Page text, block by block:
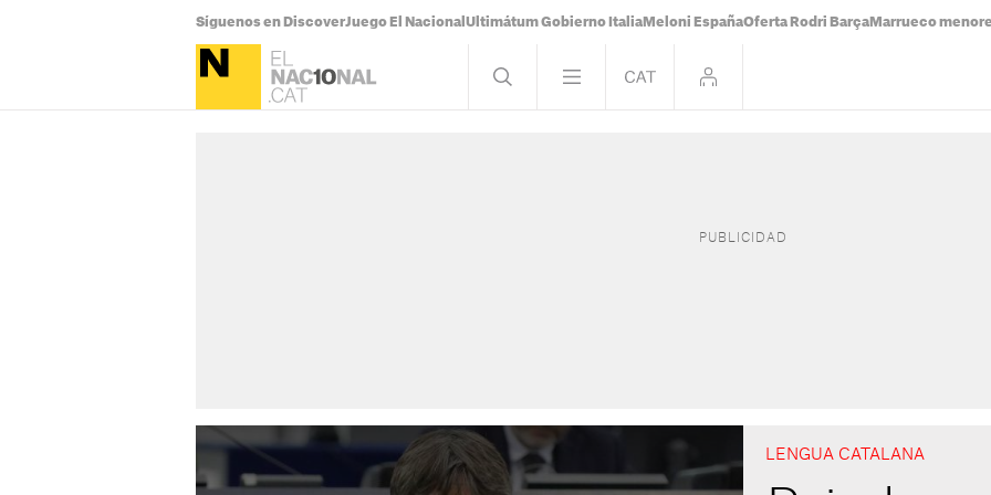
Síguenos en DiscoverJuego El Nacional Ultimátum Gobierno Italia Meloni EspañaOferta Rodri Barça Marrueco
LENGUA CATALANA